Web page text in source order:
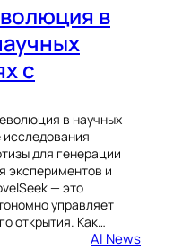
в
с
в научных
для генерации
экспериментов и
— это
управляет
открытия. Как…
AI News